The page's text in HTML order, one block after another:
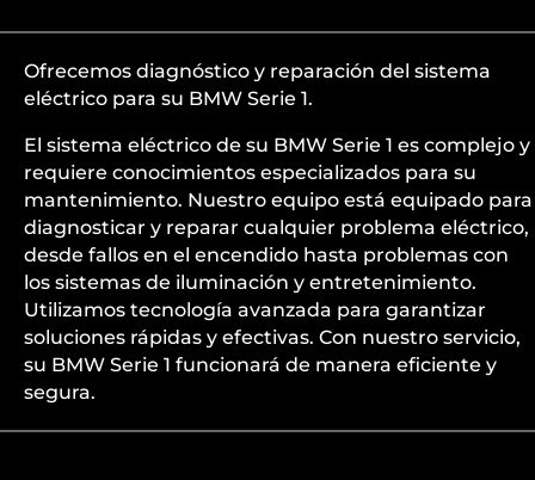
Ofrecemos diagnóstico y reparación del sistema
eléctrico para su BMW Serie 1.
El sistema eléctrico de su BMW Serie 1 es complejo y
requiere conocimientos especializados para su
mantenimiento. Nuestro equipo está equipado para
diagnosticar y reparar cualquier problema eléctrico,
desde fallos en el encendido hasta problemas con
los sistemas de iluminación y entretenimiento.
Utilizamos tecnología avanzada para garantizar
soluciones rápidas y efectivas. Con nuestro servicio,
su BMW Serie 1 funcionará de manera eficiente y
segura.